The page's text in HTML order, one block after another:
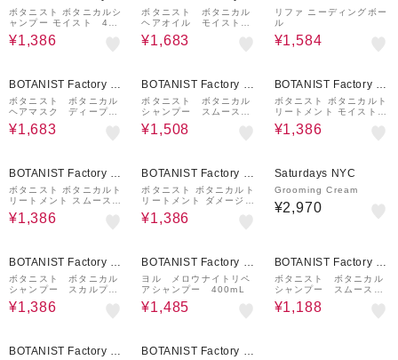
nd Habit
ボタニスト ボタニカルシ
ャンプー モイスト 460
mL
¥1,386
nd Habit
ボタニスト ボタニカル
ヘアオイル モイスト
80mL
¥1,683
リファ ニーディングボー
ル
¥1,584
BOTANIST Factory / a
nd Habit
ボタニスト ボタニカル
ヘアマスク ディープダ
メージリペアバーム 1
80g
¥1,683
BOTANIST Factory / a
nd Habit
ボタニスト ボタニカル
シャンプー スムース
詰替（1.8倍増量） 72
0mL
¥1,508
BOTANIST Factory / a
nd Habit
ボタニスト ボタニカルト
リートメント モイスト
460g
¥1,386
BOTANIST Factory / a
nd Habit
ボタニスト ボタニカルト
リートメント スムース
460g
¥1,386
BOTANIST Factory / a
nd Habit
ボタニスト ボタニカルト
リートメント ダメージケ
ア 460g
¥1,386
Saturdays NYC
Grooming Cream
¥2,970
BOTANIST Factory / a
nd Habit
ボタニスト ボタニカル
シャンプー スカルプク
レンズ 460mL
¥1,386
BOTANIST Factory / a
nd Habit
ヨル メロウナイトリペ
アシャンプー 400mL
¥1,485
BOTANIST Factory / a
nd Habit
ボタニスト ボタニカル
シャンプー スムース
(詰替) 400mL
¥1,188
BOTANIST Factory / a
BOTANIST Factory / a